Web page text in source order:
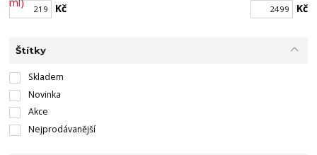
Kč Kč
Štítky
Skladem
Novinka
Akce
Nejprodávanější